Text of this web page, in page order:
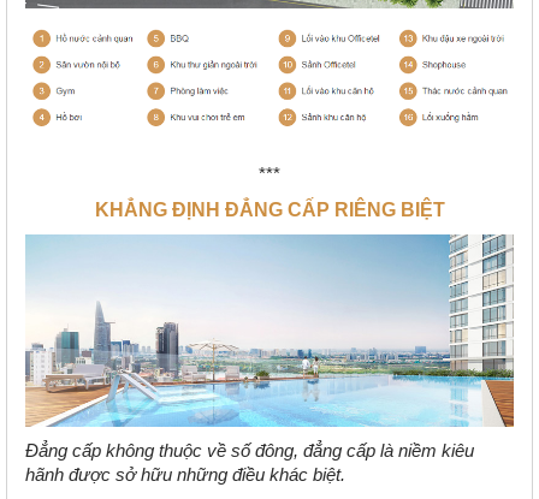
***
KHẲNG ĐỊNH ĐẲNG CẤP RIÊNG BIỆT
Đẳng cấp không thuộc về số đông, đẳng cấp là niềm kiêu
hãnh được sở hữu những điều khác biệt.